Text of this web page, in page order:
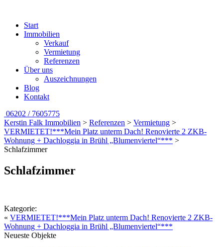
Start
Immobilien
Verkauf
Vermietung
Referenzen
Über uns
Auszeichnungen
Blog
Kontakt
06202 / 7605775
Kerstin Falk Immobilien > Referenzen > Vermietung >
VERMIETET!***Mein Platz unterm Dach! Renovierte 2 ZKB-
Wohnung + Dachloggia in Brühl „Blumenviertel“*** >
Schlafzimmer
Schlafzimmer
Kategorie:
« VERMIETET!***Mein Platz unterm Dach! Renovierte 2 ZKB-
Wohnung + Dachloggia in Brühl „Blumenviertel“***
Neueste Objekte